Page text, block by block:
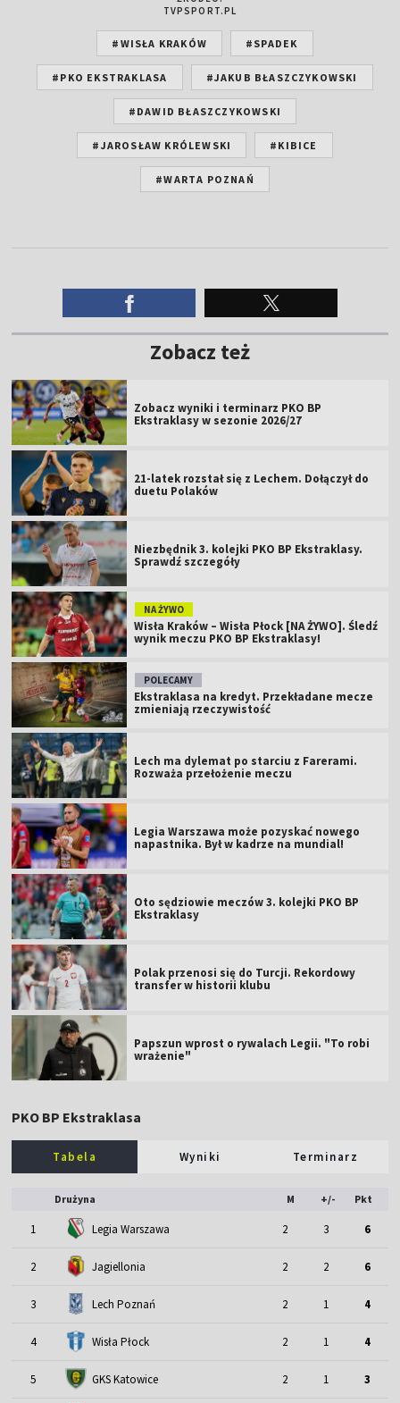
TVPSPORT.PL
#WISŁA KRAKÓW #SPADEK
#PKO EKSTRAKLASA #JAKUB BŁASZCZYKOWSKI
#DAWID BŁASZCZYKOWSKI
#JAROSŁAW KRÓLEWSKI #KIBICE
#WARTA POZNAŃ
Zobacz też
Zobacz wyniki i terminarz PKO BP
Ekstraklasy w sezonie 2026/27
21-latek rozstał się z Lechem. Dołączył do
duetu Polaków
Niezbędnik 3. kolejki PKO BP Ekstraklasy.
Sprawdź szczegóły
NA ŻYWO
Wisła Kraków – Wisła Płock [NA ŻYWO]. Śledź
wynik meczu PKO BP Ekstraklasy!
POLECAMY
Ekstraklasa na kredyt. Przekładane mecze
zmieniają rzeczywistość
Lech ma dylemat po starciu z Farerami.
Rozważa przełożenie meczu
Legia Warszawa może pozyskać nowego
napastnika. Był w kadrze na mundial!
Oto sędziowie meczów 3. kolejki PKO BP
Ekstraklasy
Polak przenosi się do Turcji. Rekordowy
transfer w historii klubu
Papszun wprost o rywalach Legii. "To robi
wrażenie"
PKO BP Ekstraklasa
Tabela Wyniki Terminarz
Drużyna M +/- Pkt
1 Legia Warszawa 2 3 6
2 Jagiellonia 2 2 6
3 Lech Poznań 2 1 4
4 Wisła Płock 2 1 4
5 GKS Katowice 2 1 3